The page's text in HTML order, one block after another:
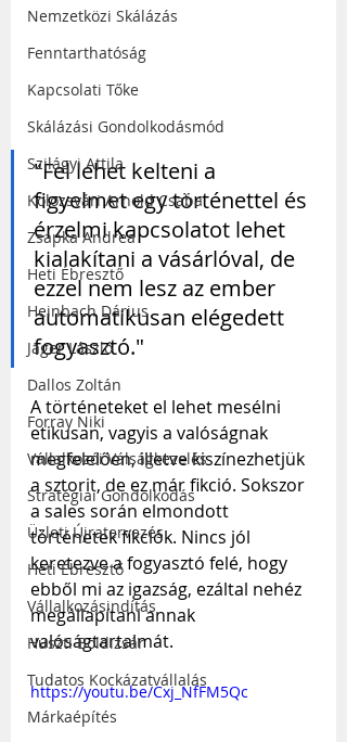
Nemzetközi Skálázás
Fenntarthatóság
Kapcsolati Tőke
Skálázási Gondolkodásmód
Szilágyi Attila
Kolozsvári Arnold Csaba
Zsapka Andrea
Heti Ébresztő
Heinbach Dárius
Jáger László
Dallos Zoltán
Forray Niki
Vállalkozói Válságkezelés
Stratégiai Gondolkodás
Üzleti Újratervezés
Heti Ébresztő
Vállalkozásindítás
Huszti Boldizsár
Tudatos Kockázatvállalás
Márkaépítés
"Fel lehet kelteni a
figyelmet egy történettel és
érzelmi kapcsolatot lehet
kialakítani a vásárlóval, de
ezzel nem lesz az ember
automatikusan elégedett
fogyasztó."
A történeteket el lehet mesélni
etikusan, vagyis a valóságnak
megfelelően, illetve kiszínezhetjük
a sztorit, de ez már fikció. Sokszor
a sales során elmondott
történetek fikciók. Nincs jól
keretezve a fogyasztó felé, hogy
ebből mi az igazság, ezáltal nehéz
megállapítani annak
valóságtartalmát.
https://youtu.be/Cxj_NfFM5Qc